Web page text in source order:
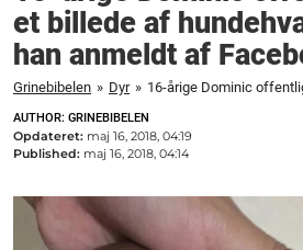
et billede af
han anmeldt af
Grinebibelen » Dyr »
AUTHOR: GRINEBIBELEN
Opdateret: maj 16, 2018, 04:19
Published: maj 16, 2018, 04:14